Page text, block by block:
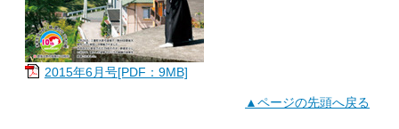
2015年6月号[PDF：9MB]
▲ページの先頭へ戻る